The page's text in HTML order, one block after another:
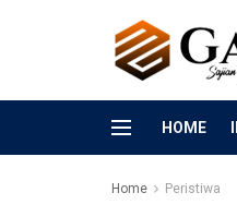
HOME
Home Peristiwa